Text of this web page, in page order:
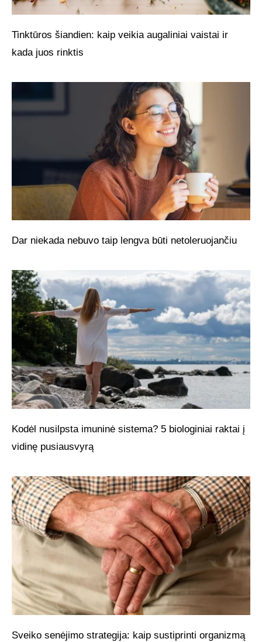
Tinktūros šiandien: kaip veikia augaliniai vaistai ir
kada juos rinktis
Dar niekada nebuvo taip lengva būti netoleruojančiu
Kodėl nusilpsta imuninė sistema? 5 biologiniai raktai į
vidinę pusiausvyrą
Sveiko senėjimo strategija: kaip sustiprinti organizmą